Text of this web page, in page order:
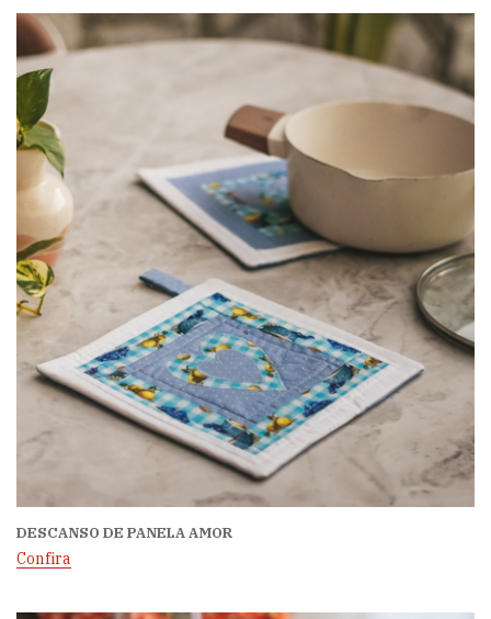
DESCANSO DE PANELA AMOR
Confira